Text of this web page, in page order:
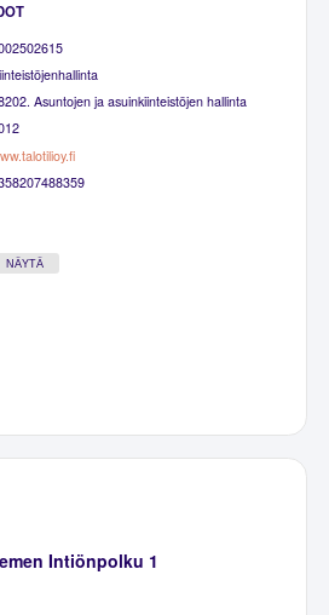
Asuntojen ja asuinkiinteistöjen hallinta
NÄYTÄ
Intiönpolku 1